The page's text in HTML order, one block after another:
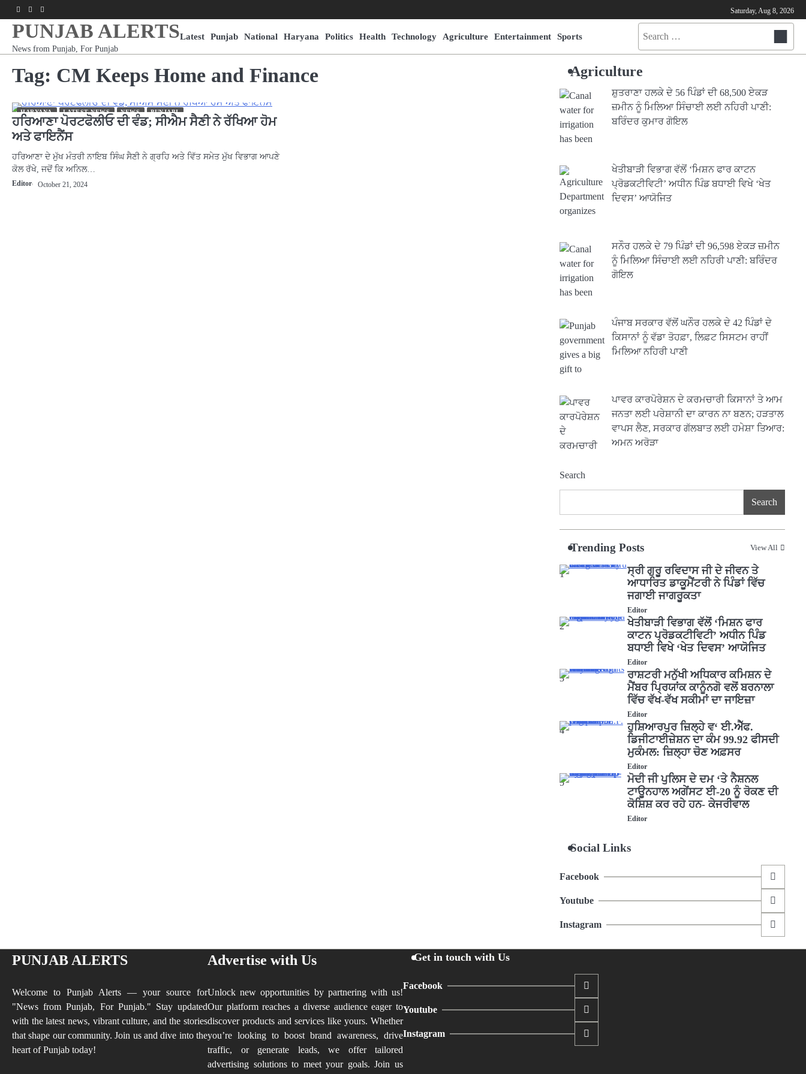
to
content
Facebook
YoutubeInstagram Saturday, Aug 8, 2026
PUNJAB ALERTS
News from Punjab, For Punjab
Latest Punjab National Haryana Politics Health Technology Agriculture Entertainment Sports
Search
Tag: CM Keeps Home and Finance
HARYANA LATEST NEWS NEWS PUNJABI
ਹਰਿਆਣਾ ਪੋਰਟਫੋਲੀਓ ਦੀ ਵੰਡ; ਸੀਐਮ ਸੈਣੀ ਨੇ ਰੱਖਿਆ ਹੋਮ
ਅਤੇ ਫਾਇਨੈਂਸ
ਹਰਿਆਣਾ ਦੇ ਮੁੱਖ ਮੰਤਰੀ ਨਾਇਬ ਸਿੰਘ ਸੈਣੀ ਨੇ ਗ੍ਰਹਿ ਅਤੇ ਵਿੱਤ ਸਮੇਤ ਮੁੱਖ ਵਿਭਾਗ ਆਪਣੇ
ਕੋਲ ਰੱਖੇ, ਜਦੋਂ ਕਿ ਅਨਿਲ…
Editor October 21, 2024
Agriculture
ਸ਼ੁਤਰਾਣਾ ਹਲਕੇ ਦੇ 56 ਪਿੰਡਾਂ ਦੀ 68,500 ਏਕੜ
ਜ਼ਮੀਨ ਨੂੰ ਮਿਲਿਆ ਸਿੰਚਾਈ ਲਈ ਨਹਿਰੀ ਪਾਣੀ:
ਬਰਿੰਦਰ ਕੁਮਾਰ ਗੋਇਲ
ਖੇਤੀਬਾੜੀ ਵਿਭਾਗ ਵੱਲੋਂ ‘ਮਿਸ਼ਨ ਫਾਰ ਕਾਟਨ
ਪ੍ਰੋਡਕਟੀਵਿਟੀ’ ਅਧੀਨ ਪਿੰਡ ਬਧਾਈ ਵਿਖੇ ‘ਖੇਤ
ਦਿਵਸ’ ਆਯੋਜਿਤ
ਸਨੌਰ ਹਲਕੇ ਦੇ 79 ਪਿੰਡਾਂ ਦੀ 96,598 ਏਕੜ ਜ਼ਮੀਨ
ਨੂੰ ਮਿਲਿਆ ਸਿੰਚਾਈ ਲਈ ਨਹਿਰੀ ਪਾਣੀ: ਬਰਿੰਦਰ
ਗੋਇਲ
ਪੰਜਾਬ ਸਰਕਾਰ ਵੱਲੋਂ ਘਨੌਰ ਹਲਕੇ ਦੇ 42 ਪਿੰਡਾਂ ਦੇ
ਕਿਸਾਨਾਂ ਨੂੰ ਵੱਡਾ ਤੋਹਫ਼ਾ, ਲਿਫ਼ਟ ਸਿਸਟਮ ਰਾਹੀਂ
ਮਿਲਿਆ ਨਹਿਰੀ ਪਾਣੀ
ਪਾਵਰ ਕਾਰਪੋਰੇਸ਼ਨ ਦੇ ਕਰਮਚਾਰੀ ਕਿਸਾਨਾਂ ਤੇ ਆਮ
ਜਨਤਾ ਲਈ ਪਰੇਸ਼ਾਨੀ ਦਾ ਕਾਰਨ ਨਾ ਬਣਨ; ਹੜਤਾਲ
ਵਾਪਸ ਲੈਣ, ਸਰਕਾਰ ਗੱਲਬਾਤ ਲਈ ਹਮੇਸ਼ਾ ਤਿਆਰ:
ਅਮਨ ਅਰੋੜਾ
Search
Search
Trending Posts View All
1
ਸ੍ਰੀ ਗੁਰੂ ਰਵਿਦਾਸ ਜੀ ਦੇ ਜੀਵਨ ਤੇ
ਆਧਾਰਿਤ ਡਾਕੂਮੈਂਟਰੀ ਨੇ ਪਿੰਡਾਂ ਵਿੱਚ
ਜਗਾਈ ਜਾਗਰੂਕਤਾ
Editor
2
ਖੇਤੀਬਾੜੀ ਵਿਭਾਗ ਵੱਲੋਂ ‘ਮਿਸ਼ਨ ਫਾਰ
ਕਾਟਨ ਪ੍ਰੋਡਕਟੀਵਿਟੀ’ ਅਧੀਨ ਪਿੰਡ
ਬਧਾਈ ਵਿਖੇ ‘ਖੇਤ ਦਿਵਸ’ ਆਯੋਜਿਤ
Editor
3
ਰਾਸ਼ਟਰੀ ਮਨੁੱਖੀ ਅਧਿਕਾਰ ਕਮਿਸ਼ਨ ਦੇ
ਮੈਂਬਰ ਪ੍ਰਿਯਾਂਕ ਕਾਨੂੰਨਗੋ ਵਲੋਂ ਬਰਨਾਲਾ
ਵਿੱਚ ਵੱਖ-ਵੱਖ ਸਕੀਮਾਂ ਦਾ ਜਾਇਜ਼ਾ
Editor
4
ਹੁਸ਼ਿਆਰਪੁਰ ਜ਼ਿਲ੍ਹੇ ਵ‘ ਈ.ਐੱਫ.
ਡਿਜੀਟਾਈਜ਼ੇਸ਼ਨ ਦਾ ਕੰਮ 99.92 ਫੀਸਦੀ
ਮੁਕੰਮਲ: ਜ਼ਿਲ੍ਹਾ ਚੋਣ ਅਫ਼ਸਰ
Editor
5
ਮੋਦੀ ਜੀ ਪੁਲਿਸ ਦੇ ਦਮ ‘ਤੇ ਨੈਸ਼ਨਲ
ਟਾਊਨਹਾਲ ਅਗੇਂਸਟ ਈ-20 ਨੂੰ ਰੋਕਣ ਦੀ
ਕੋਸ਼ਿਸ਼ ਕਰ ਰਹੇ ਹਨ- ਕੇਜਰੀਵਾਲ
Editor
Social Links
Facebook
Youtube
Instagram
PUNJAB ALERTS
Welcome to Punjab Alerts — your source for
"News from Punjab, For Punjab." Stay updated
with the latest news, vibrant culture, and the stories
that shape our community. Join us and dive into the
heart of Punjab today!
Advertise with Us
Unlock new opportunities by partnering with us!
Our platform reaches a diverse audience eager to
discover products and services like yours. Whether
you’re looking to boost brand awareness, drive
traffic, or generate leads, we offer tailored
advertising solutions to meet your goals. Join us
Get in touch with Us
Facebook
Youtube
Instagram